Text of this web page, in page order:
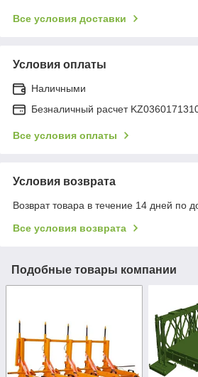
Все условия доставки
Условия оплаты
Наличными
Безналичный расчет
Все условия оплаты
Условия возврата
Возврат товара в течение 14 дней по
Все условия возврата
Подобные товары компании